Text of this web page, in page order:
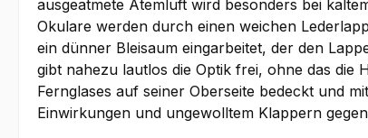
ausgeatmete Atemluft wird besonders bei
Okulare werden durch einen weichen
ein dünner Bleisaum eingarbeitet, der den
gibt nahezu lautlos die Optik frei, ohne das die
Fernglases auf seiner Oberseite bedeckt und
Einwirkungen und ungewolltem Klappern